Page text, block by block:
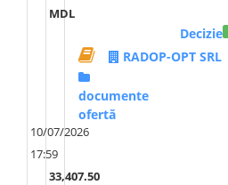
MDL
Decizie
RADOP-OPT SRL
documente
ofertă
10/07/2026
17:59
33,407.50